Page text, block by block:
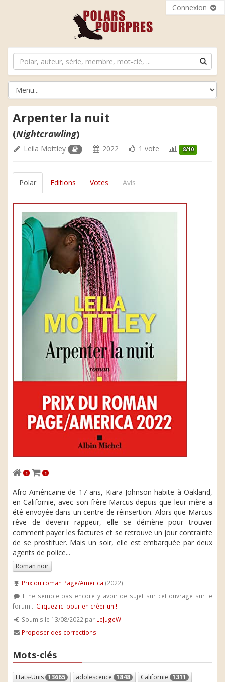
Connexion
Arpenter la nuit
(Nightcrawling)
Leila Mottley 2022 1 vote 8/10
Polar Editions Votes Avis
1 1
Afro-Américaine de 17 ans, Kiara Johnson habite à Oakland,
en Californie, avec son frère Marcus depuis que leur mère a
été envoyée dans un centre de réinsertion. Alors que Marcus
rêve de devenir rappeur, elle se démène pour trouver
comment payer les factures et se retrouve un jour contrainte
de se prostituer. Mais un soir, elle est embarquée par deux
agents de police...
Roman noir
Prix du roman Page/America (2022)
Il ne semble pas encore y avoir de sujet sur cet ouvrage sur le
forum... Cliquez ici pour en créer un !
Soumis le 13/08/2022 par LeJugeW
Proposer des corrections
Mots-clés
Etats-Unis 13665 adolescence 1848 Californie 1311